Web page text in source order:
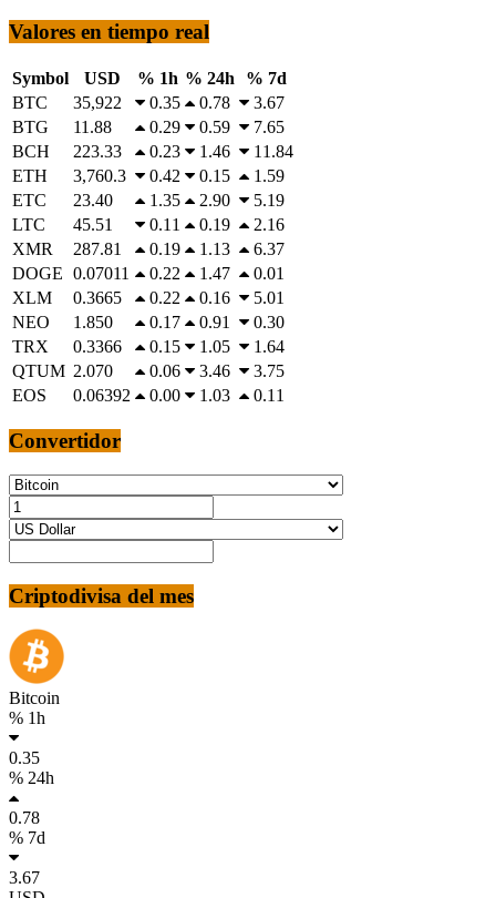
Valores en tiempo real
Symbol USD % 1h % 24h
% 7d
BTC
35,922 0.35 0.78
3.67
BTG
11.88 0.29 0.59
7.65
BCH
223.33 0.23 1.46
11.84
ETH
3,760.3 0.42 0.15
1.59
ETC
23.40 1.35 2.90
5.19
LTC
45.51 0.11 0.19
2.16
XMR
287.81 0.19 1.13
6.37
DOGE 0.07011 0.22 1.47
0.01
XLM
0.3665 0.22 0.16
5.01
NEO
1.850 0.17 0.91
0.30
TRX
0.3366 0.15 1.05
1.64
QTUM 2.070 0.06 3.46
3.75
EOS
0.06392 0.00 1.03 0.11
Convertidor
Criptodivisa del mes
Bitcoin
% 1h
0.35
% 24h
0.78
% 7d
3.67